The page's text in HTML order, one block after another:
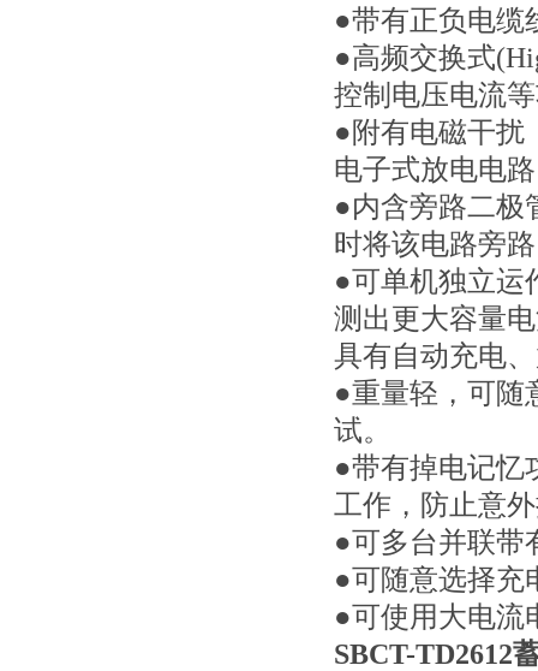
●带有正负电缆
●高频交换式
控制电压电流
●附有电磁干扰
电子式放电电路
●内含旁路二极
时将该电路旁
●可单机独立运
测出更大容量
具有自动充电
●重量轻，可随
试。
●带有掉电记忆
工作，防止意
●可多台并联带
●可随意选择充
●可使用大电流
SBCT-TD2612